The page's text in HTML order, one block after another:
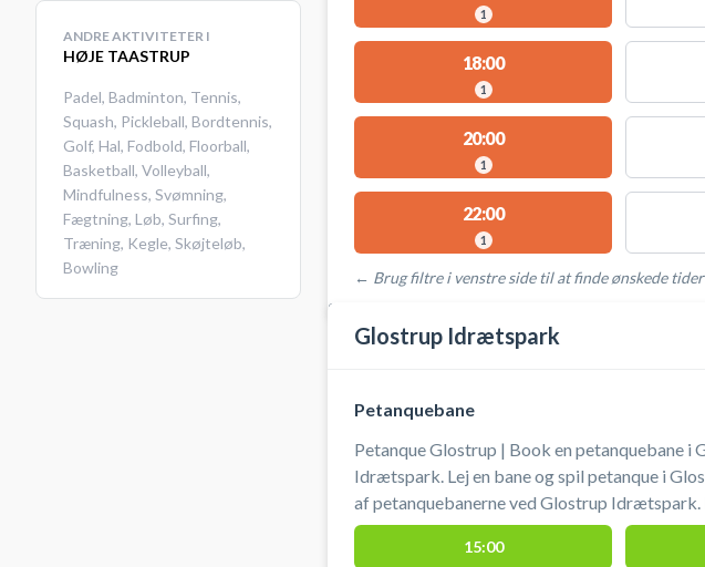
ANDRE AKTIVITETER I
HØJE TAASTRUP
Padel, Badminton, Tennis,
Squash, Pickleball, Bordtennis,
Golf, Hal, Fodbold, Floorball,
Basketball, Volleyball,
Mindfulness, Svømning,
Fægtning, Løb, Surfing,
Træning, Kegle, Skøjteløb,
Bowling
1
18:00
1
20:00
1
22:00
1
← Brug filtre i venstre side til at finde ønskede tider
STEDER MED LEDIGE AKTIVITETER
Glostrup Idrætspark
Petanquebane
Petanque Glostrup | Book en petanquebane i
Idrætspark. Lej en bane og spil petanque i
af petanquebanerne ved Glostrup Idrætspark.
parkeringsmuligheder og du medbringer selv
Bemærk: Du booker for 30 min ad gangen.
15:00